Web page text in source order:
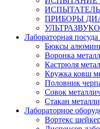
ПРИБОРЫ
Лабораторная посуда
Бюксы
Воронка
Кастрюля
Кружка ковш
Половник
Совок
Стакан
Лабораторное
Вортекс